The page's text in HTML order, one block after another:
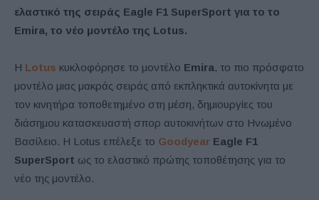
ελαστικό της σειράς Eagle F1 SuperSport για το το
Emira, το νέο μοντέλο της Lotus.
Η Lotus κυκλοφόρησε το μοντέλο Emira, το πιο πρόσφατο
μοντέλο μιας μακράς σειράς από εκπληκτικά αυτοκίνητα με
τον κινητήρα τοποθετημένο στη μέση, δημιουργίες του
διάσημου κατασκευαστή σπορ αυτοκινήτων στο Ηνωμένο
Βασίλειο. Η Lotus επέλεξε το Goodyear Eagle F1
SuperSport ως το ελαστικό πρώτης τοποθέτησης για το
νέο της μοντέλο.